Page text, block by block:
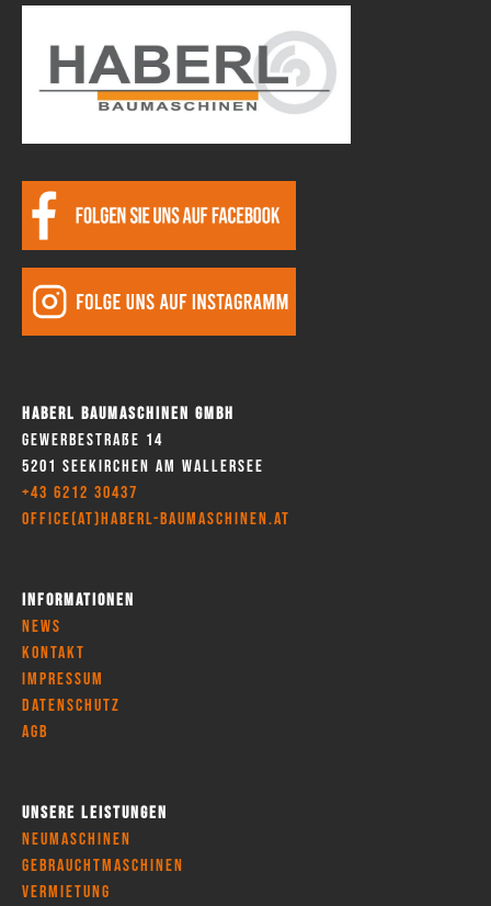
Haberl Baumaschinen GmbH
Gewerbestraße 14
5201 Seekirchen am Wallersee
+43 6212 30437
office(at)haberl-baumaschinen.at
Informationen
News
Kontakt
Impressum
Datenschutz
AGB
Unsere Leistungen
Neumaschinen
Gebrauchtmaschinen
Vermietung